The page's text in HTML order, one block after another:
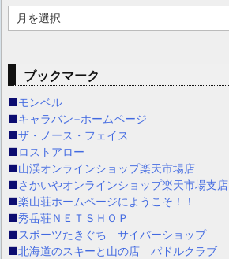
ー
イ
ブックマーク
■モンベル
■キャラバン−ホームページ
■ザ・ノース・フェイス
■ロストアロー
■山渓オンラインショップ楽天市場店
■さかいやオンラインショップ楽天市場支店
■楽山荘ホームページにようこそ！！
■秀岳荘ＮＥＴＳＨＯＰ
■スポーツたきぐち サイバーショップ
■北海道のスキーと山の店 パドルクラブ